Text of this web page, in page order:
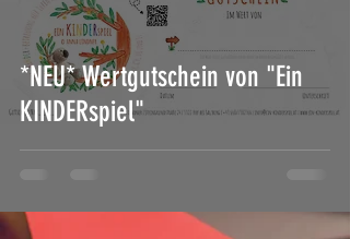
*NEU* Wertgutschein von "Ein
KINDERspiel"